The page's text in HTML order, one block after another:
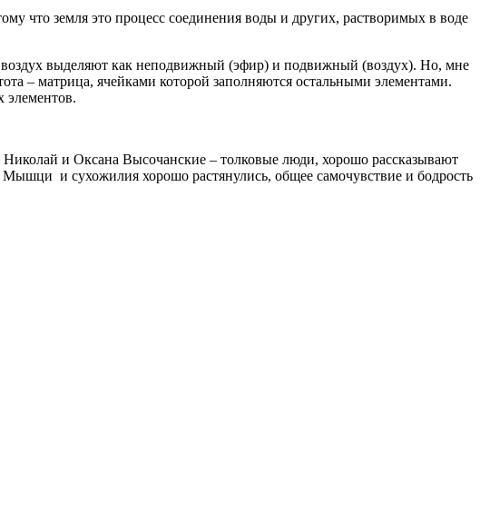
что земля это процесс соединения воды и других, растворимых в воде
воздух выделяют как неподвижный (эфир) и подвижный (воздух). Но, мне
– матрица, ячейками которой заполняются остальными элементами.
элементов.
и Оксана Высочанские – толковые люди, хорошо рассказывают
Мышци и сухожилия хорошо растянулись, общее самочувствие и бодрость